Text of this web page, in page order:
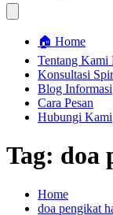
🏠 Home
Tentang Kami
Konsultasi
Blog Informasi
Cara Pesan
Hubungi Kami
Tag: doa
Home
doa pengikat